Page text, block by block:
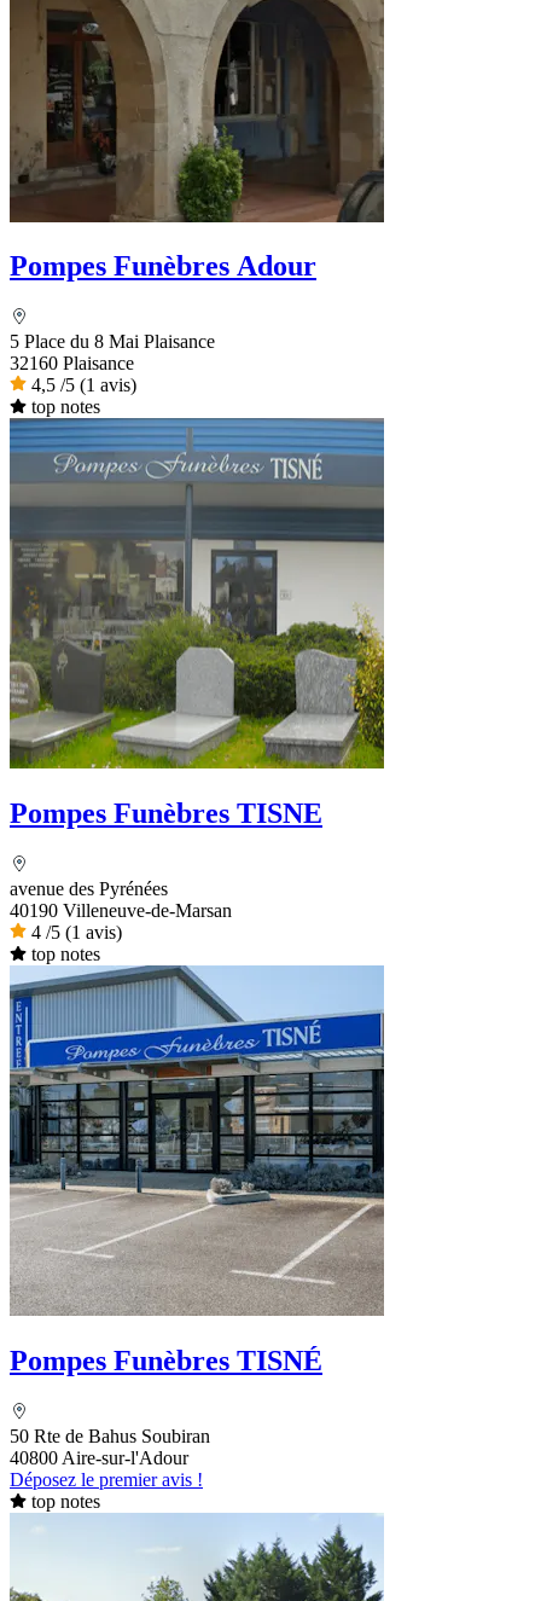
Pompes Funèbres Adour
5 Place du 8 Mai Plaisance
32160 Plaisance
4,5 /5 (1 avis)
top notes
Pompes Funèbres TISNE
avenue des Pyrénées
40190 Villeneuve-de-Marsan
4 /5 (1 avis)
top notes
Pompes Funèbres TISNÉ
50 Rte de Bahus Soubiran
40800 Aire-sur-l'Adour
Déposez le premier avis !
top notes